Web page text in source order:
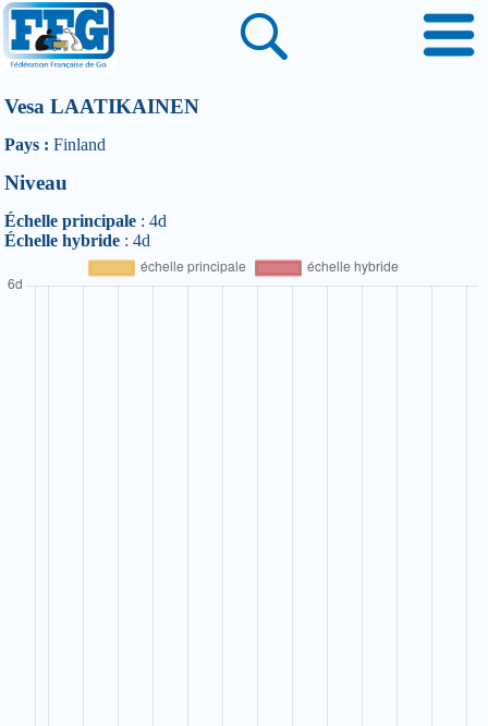
Vesa LAATIKAINEN
Pays : Finland
Niveau
Échelle principale : 4d
Échelle hybride : 4d